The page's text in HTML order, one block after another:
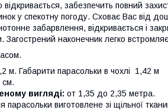
забезпечить повний
у спекотну погоду. Сховає Вас від
забарвлення, відкривається і
Загострений наконечник легко
м. Габарити парасольки в чохлі 1,42 м
см.
вигляді: от 1,35 до 2,35 метра.
парасольки виготовлене зі щільної